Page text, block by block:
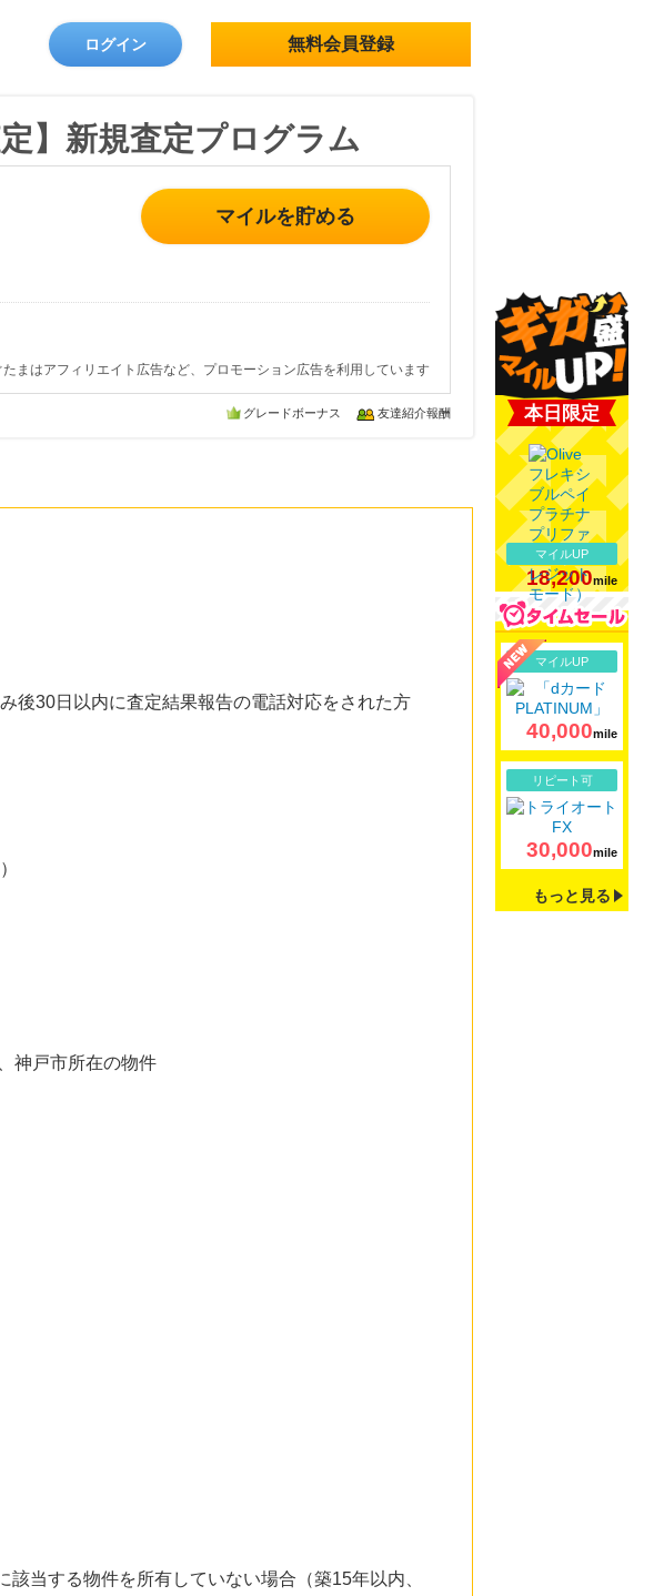
ログイン 無料会員登録
】新規査定プログラム
マイルを貯める
たまはアフィリエイト広告など、プロモーション広告を利用しています
グレードボーナス 友達紹介報酬
後30日以内に査定結果報告の電話対応をされた方
市所在の物件
当する物件を所有していない場合（築15年以内、
本日限定
マイルUP
18,200mile
マイルUP
40,000mile
リピート可
30,000mile
もっと見る